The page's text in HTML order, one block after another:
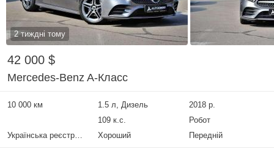
2 тиждні тому
42 000 $
Mercedes-Benz A-Класс
10 000 км 1.5 л, Дизель
2018 р.
109 к.с.
Робот
Українська реєстрація
Хороший Передній